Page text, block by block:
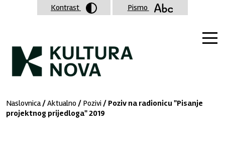
Naslovnica/Aktualno/ Pozivi/ Poziv na radionicu "Pisanje
projektnog prijedloga" 2019
Kontrast Pismo